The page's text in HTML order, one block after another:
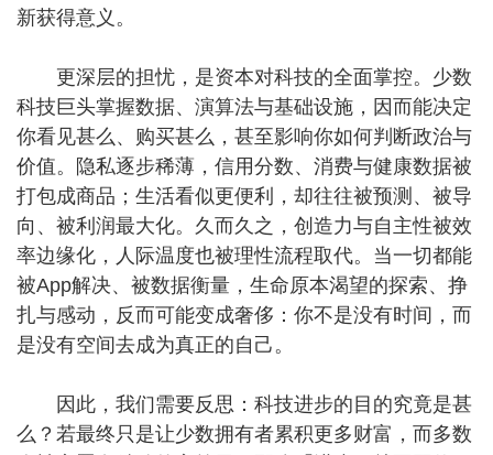
新获得意义。
更深层的担忧，是资本对科技的全面掌控。少数
科技巨头掌握数据、演算法与基础设施，因而能决定
你看见甚么、购买甚么，甚至影响你如何判断政治与
价值。隐私逐步稀薄，信用分数、消费与健康数据被
打包成商品；生活看似更便利，却往往被预测、被导
向、被利润最大化。久而久之，创造力与自主性被效
率边缘化，人际温度也被理性流程取代。当一切都能
被App解决、被数据衡量，生命原本渴望的探索、挣
扎与感动，反而可能变成奢侈：你不是没有时间，而
是没有空间去成为真正的自己。
因此，我们需要反思：科技进步的目的究竟是甚
么？若最终只是让少数拥有者累积更多财富，而多数